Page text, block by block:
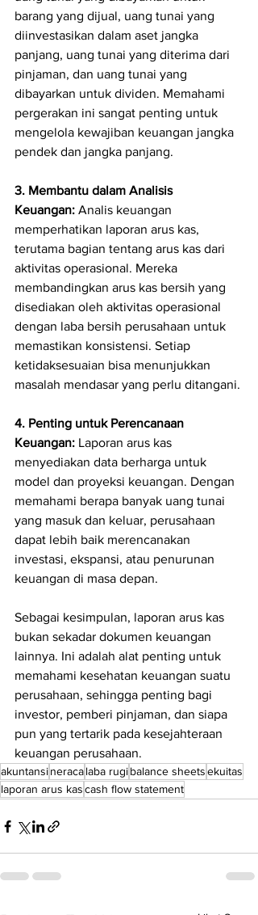
barang yang dijual, uang tunai yang
diinvestasikan dalam aset jangka
panjang, uang tunai yang diterima dari
pinjaman, dan uang tunai yang
dibayarkan untuk dividen. Memahami
pergerakan ini sangat penting untuk
mengelola kewajiban keuangan jangka
pendek dan jangka panjang.
3. Membantu dalam Analisis
Keuangan: Analis keuangan
memperhatikan laporan arus kas,
terutama bagian tentang arus kas dari
aktivitas operasional. Mereka
membandingkan arus kas bersih yang
disediakan oleh aktivitas operasional
dengan laba bersih perusahaan untuk
memastikan konsistensi. Setiap
ketidaksesuaian bisa menunjukkan
masalah mendasar yang perlu ditangani.
4. Penting untuk Perencanaan
Keuangan: Laporan arus kas
menyediakan data berharga untuk
model dan proyeksi keuangan. Dengan
memahami berapa banyak uang tunai
yang masuk dan keluar, perusahaan
dapat lebih baik merencanakan
investasi, ekspansi, atau penurunan
keuangan di masa depan.
Sebagai kesimpulan, laporan arus kas
bukan sekadar dokumen keuangan
lainnya. Ini adalah alat penting untuk
memahami kesehatan keuangan suatu
perusahaan, sehingga penting bagi
investor, pemberi pinjaman, dan siapa
pun yang tertarik pada kesejahteraan
keuangan perusahaan.
akuntansineracalaba rugibalance sheetsekuitas
laporan arus kascash flow statement